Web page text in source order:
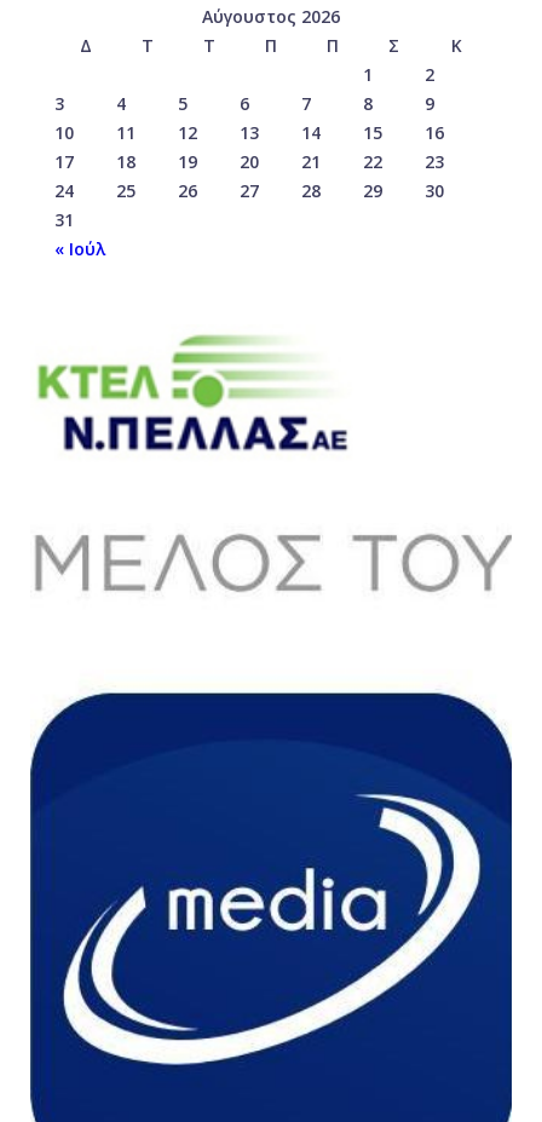
Αύγουστος 2026
Δ
Τ Τ Π Π Σ
Κ
1
2
3
4 5 6 7 8
9
10
11 12 13 14 15
16
17
18 19 20 21 22
23
24
25 26 27 28 29
30
31
« Ιούλ